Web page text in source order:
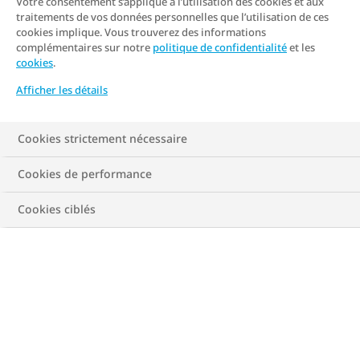
traitements de vos données personnelles que l’utilisation de ces
cookies implique. Vous trouverez des informations
complémentaires sur notre politique de confidentialitéet les
cookies.
Afficher les détails
Cookies strictement nécessaire
Cookies de performance
Cookies ciblés